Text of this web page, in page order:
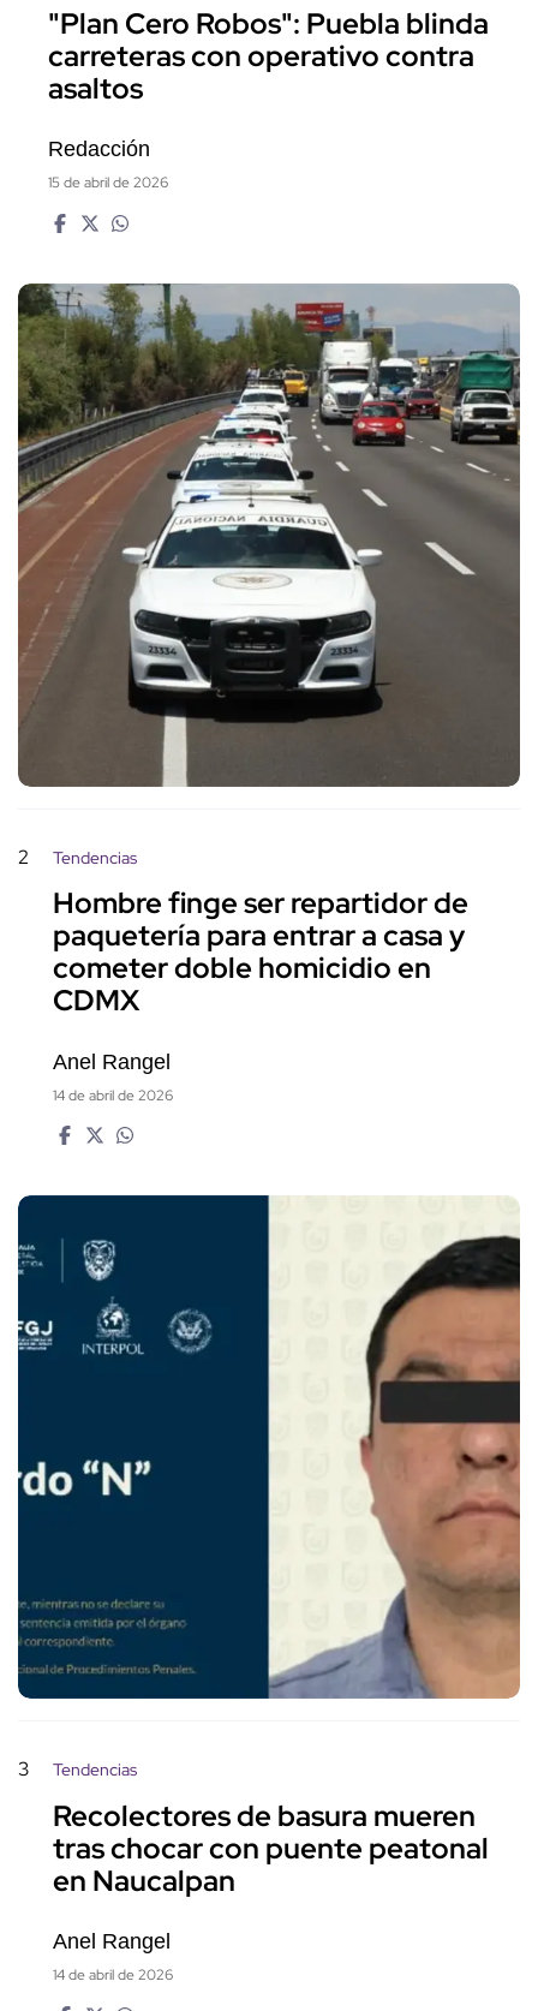
"Plan Cero Robos": Puebla blinda
carreteras con operativo contra
asaltos
Redacción
15 de abril de 2026
2 Tendencias
Hombre finge ser repartidor de
paquetería para entrar a casa y
cometer doble homicidio en
CDMX
Anel Rangel
14 de abril de 2026
3 Tendencias
Recolectores de basura mueren
tras chocar con puente peatonal
en Naucalpan
Anel Rangel
14 de abril de 2026